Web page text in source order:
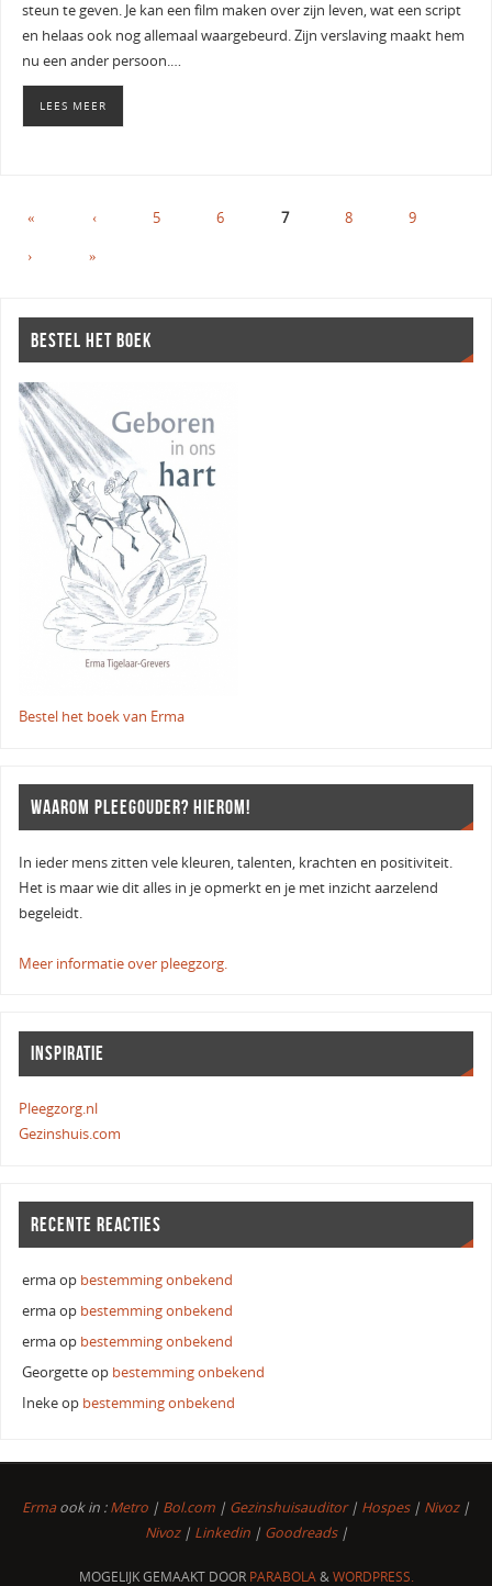
steun te geven. Je kan een film maken over zijn leven, wat een script
en helaas ook nog allemaal waargebeurd. Zijn verslaving maakt hem
nu een ander persoon.…
LEES MEER
« ‹ 5 6 7 8 9
› »
BESTEL HET BOEK
Bestel het boek van Erma
WAAROM PLEEGOUDER? HIEROM!
In ieder mens zitten vele kleuren, talenten, krachten en positiviteit.
Het is maar wie dit alles in je opmerkt en je met inzicht aarzelend
begeleidt.
Meer informatie over pleegzorg.
INSPIRATIE
Pleegzorg.nl
Gezinshuis.com
RECENTE REACTIES
ermaop bestemming onbekend
ermaop bestemming onbekend
ermaop bestemming onbekend
Georgetteop bestemming onbekend
Inekeop bestemming onbekend
Ermaook in :Metro | Bol.com | Gezinshuisauditor| Hospes| Nivoz|
Nivoz| Linkedin| Goodreads|
MOGELIJK GEMAAKT DOOR PARABOLA&WORDPRESS.